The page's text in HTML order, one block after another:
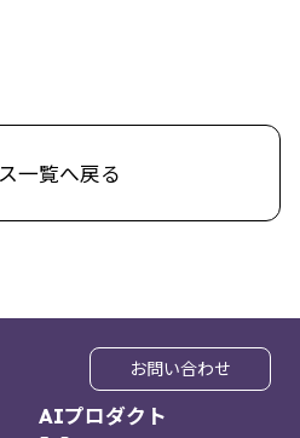
一覧へ戻る
お問い合わせ
AIプロダクト